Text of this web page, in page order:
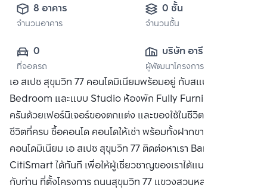
8 อาคาร
จำนวนอาคาร
0 ชั้น
จำนวนชั้น
0
ที่จอดรถ
บริษัท อารียา พร
อพเพอร์ตี้ จำกัด
(มหาชน)
ผู้พัฒนาโครงการ
เอ สเปซ สุขุมวิท 77 คอนโดมิเนียมพร้อมอยู่ กับสแปซแบบ One
Bedroom และแบบ Studio ห้องพัก Fully Furnished ครบ
ครันด้วยเฟอร์นิเจอร์ของตกแต่ง และของใช้ในชีวิตประจำวัน
ชีวิตที่ครบ ซื้อคอนโด คอนโดให้เช่า พร้อมทั้งฝากขาย
คอนโดมิเนียม เอ สเปซ สุขุมวิท 77 ติดต่อหาเรา Bangkok
CitiSmart ได้ทันที เพื่อให้ผู้เชี่ยวชาญของเราได้แนะนำคอนโดให้
กับท่าน ที่ตั้งโครงการ ถนนสุขุมวิท 77 แขวงสวนหลวง เขต